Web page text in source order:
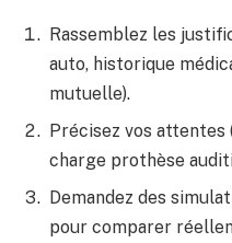
Rassemblez les
auto, historique
mutuelle).
Précisez vos attentes
charge prothèse
Demandez des
pour comparer